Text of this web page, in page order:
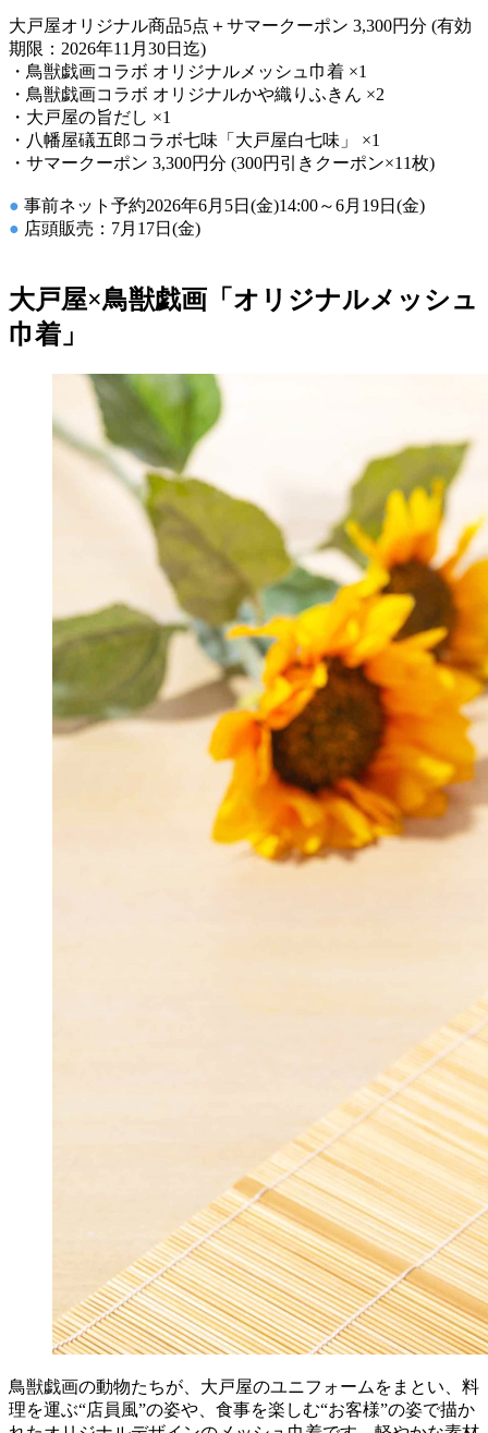
大戸屋オリジナル商品5点＋サマークーポン 3,300円分 (有効
期限：2026年11月30日迄)
・鳥獣戯画コラボ オリジナルメッシュ巾着 ×1
・鳥獣戯画コラボ オリジナルかや織りふきん ×2
・大戸屋の旨だし ×1
・八幡屋礒五郎コラボ七味「大戸屋白七味」 ×1
・サマークーポン 3,300円分 (300円引きクーポン×11枚)
● 事前ネット予約2026年6月5日(金)14:00～6月19日(金)
● 店頭販売：7月17日(金)
大戸屋×鳥獣戯画「オリジナルメッシュ
巾着」
鳥獣戯画の動物たちが、大戸屋のユニフォームをまとい、料
理を運ぶ“店員風”の姿や、食事を楽しむ“お客様”の姿で描か